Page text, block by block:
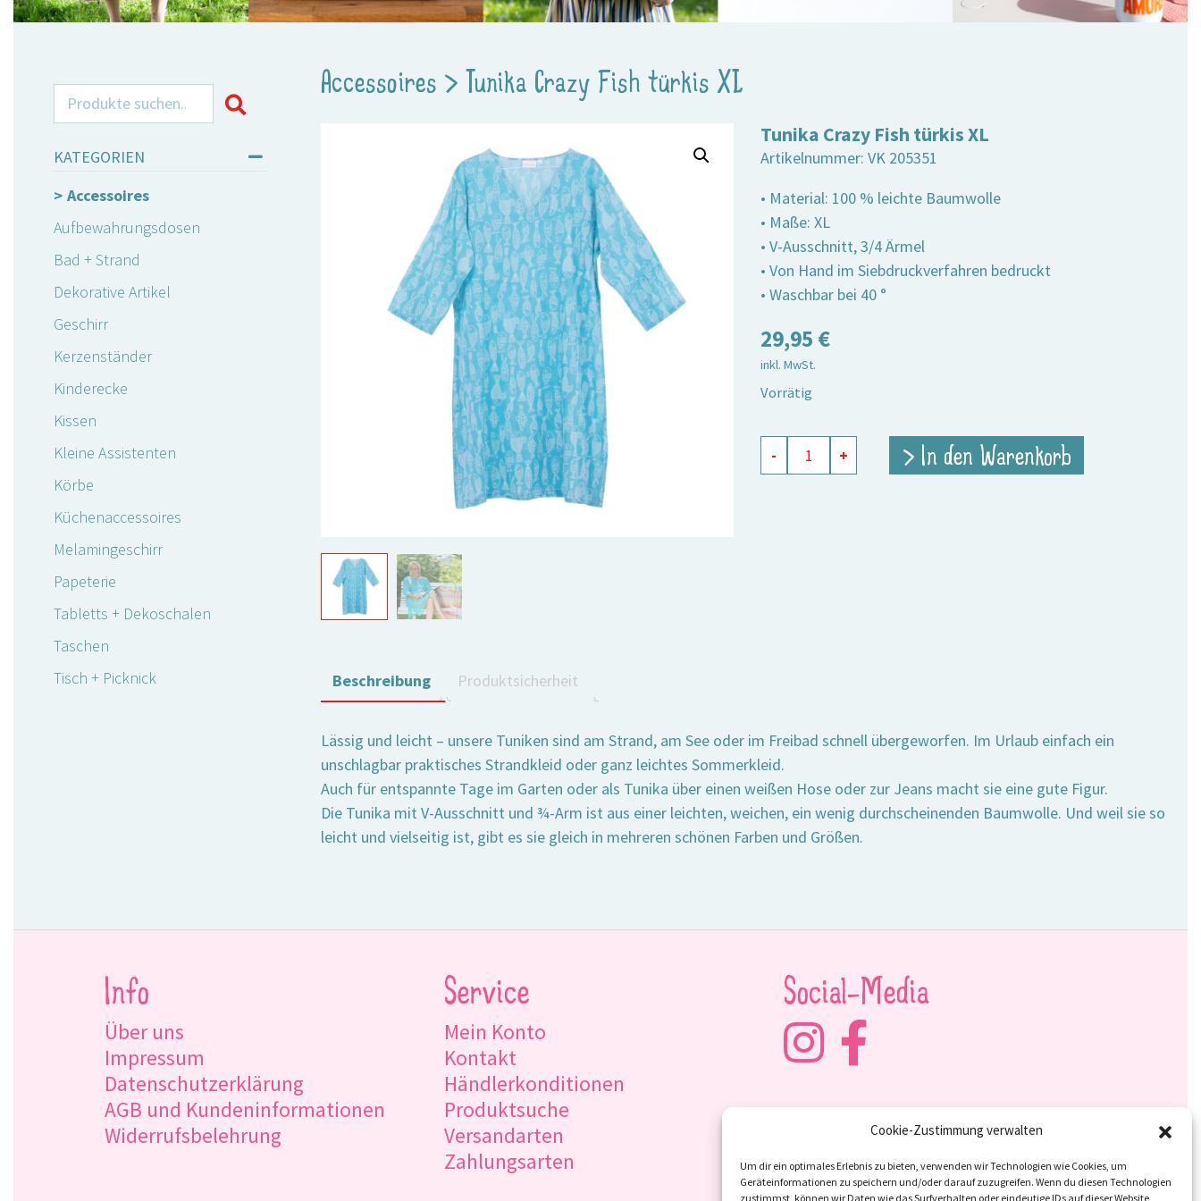
Cookie-Zustimmung verwalten
Um dir ein optimales Erlebnis zu bieten, verwenden wir Technologien wie Cookies, um
Geräteinformationen zu speichern und/oder darauf zuzugreifen. Wenn du diesen Technologien
zustimmst, können wir Daten wie das Surfverhalten oder eindeutige IDs auf dieser Website
Search for:
KATEGORIEN
Accessoires
Aufbewahrungsdosen
Bad + Strand
Dekorative Artikel
Geschirr
Kerzenständer
Kinderecke
Kissen
Kleine Assistenten
Körbe
Küchenaccessoires
Melamingeschirr
Papeterie
Tabletts + Dekoschalen
Taschen
Tisch + Picknick
Accessoires > Tunika Crazy Fish türkis XL
Tunika Crazy Fish türkis XL
Artikelnummer:VK 205351
• Material: 100 % leichte Baumwolle
• Maße: XL
• V-Ausschnitt, 3/4 Ärmel
• Von Hand im Siebdruckverfahren bedruckt
• Waschbar bei 40 °
29,95 €
inkl. MwSt.
Vorrätig
Crazy
- + > In den Warenkorb
Beschreibung Produktsicherheit
Lässig und leicht – unsere Tuniken sind am Strand, am See oder im Freibad schnell übergeworfen. Im Urlaub einfach ein
unschlagbar praktisches Strandkleid oder ganz leichtes Sommerkleid.
Auch für entspannte Tage im Garten oder als Tunika über einen weißen Hose oder zur Jeans macht sie eine gute Figur.
Die Tunika mit V-Ausschnitt und ¾-Arm ist aus einer leichten, weichen, ein wenig durchscheinenden Baumwolle. Und weil sie so
leicht und vielseitig ist, gibt es sie gleich in mehreren schönen Farben und Größen.
Info
Über uns
Impressum
Datenschutzerklärung
AGB und Kundeninformationen
Widerrufsbelehrung
Service
Mein Konto
Kontakt
Händlerkonditionen
Produktsuche
Versandarten
Zahlungsarten
Social-Media